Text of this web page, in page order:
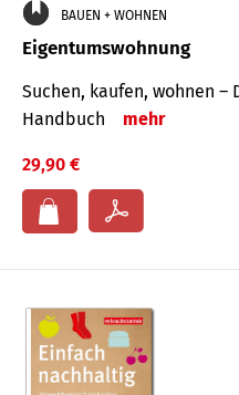
BAUEN + WOHNEN
Eigentumswohnung
Suchen, kaufen, wohnen –
Handbuch
mehr
29,90 €